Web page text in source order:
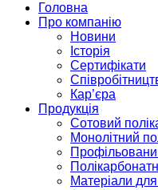
Головна
Про компанію
Новини
Історія
Сертифікати
Кар’єра
Продукція
Сотовий
Монолітний
Матеріали